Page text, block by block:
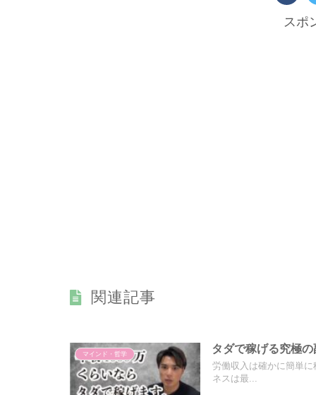
スポ
関連記事
マインド・哲学 タダで稼げる究極
労働収入は確かに簡単
ネスは最...